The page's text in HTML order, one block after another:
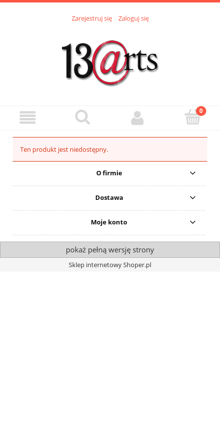
Zarejestruj się Zaloguj się
Ten produkt jest niedostępny.
O firmie
Dostawa
Moje konto
pokaż pełną wersję strony
Sklep internetowy Shoper.pl